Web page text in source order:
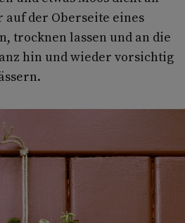
der Ober­seite eines
trocknen lassen und an die
hin und wieder vorsichtig